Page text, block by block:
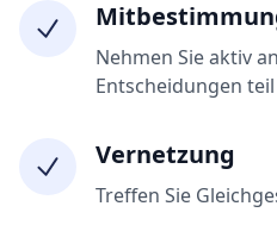
Nehmen Sie aktiv
Entscheidungen teil
Vernetzung
Treffen Sie